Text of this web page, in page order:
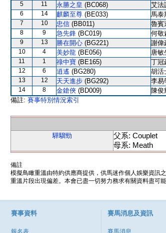
5
11 永勝之皇 (BC068) 艾法
6
14 麒麟至尊 (BE033) 馬泰
7
10 忠信 (BB011) 魯賓
8
9 急先鋒 (BC019) 何敬
9
13 勝在開心 (BG221) 謝偉
10
4 美妙龍 (BE056) 唐敏
11
1 祿中寶 (BE165) 丁冠
12
6 逍遙 (BG280) 胡活
13
12 天天進步 (BG292) 李易
14
8 金鎗俠 (BD009) 陳俊
備註: 賽事特別情況索引
驊騮勁
父系: Couplet
母系: Meath
備註
模擬鳥瞰重溫由特約供應商提供，供馬迷作個人娛樂資訊
重溫片段出現偏差。本會已盡一切努力務求有關資料盡可
賽事資料
報名表
賽馬消息及資訊
賽馬消息